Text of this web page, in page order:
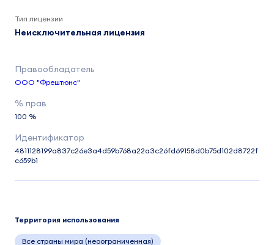
Тип лицензии
Неисключительная лицензия
ООО "Фрештюнс"
100 %
4811128199a837c26e3a4d59b768a22a3c26fd69158d0b75d102d8722f
c659b1
Территория использования
Все страны мира (неоограниченная)